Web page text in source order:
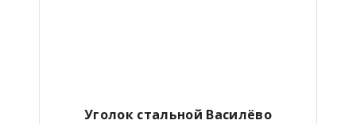
Уголок стальной Василёво